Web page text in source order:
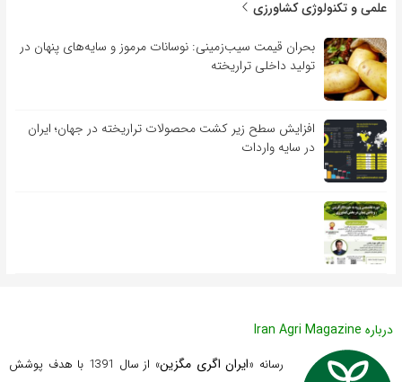
علمی و تکنولوژی کشاورزی
بحران قیمت سیب‌زمینی: نوسانات مرموز و سایه‌های پنهان در
تولید داخلی تراریخته
افزایش سطح زیر کشت محصولات تراریخته در جهان؛ ایران
در سایه واردات
درباره Iran Agri Magazine
رسانه «ایران اگری مگزین
» از سال 1391 با هدف پوشش